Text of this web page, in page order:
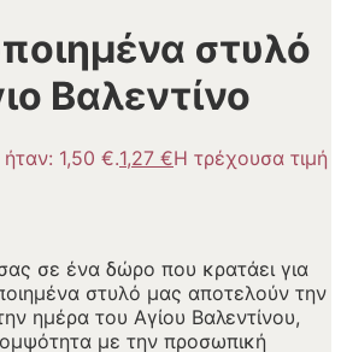
στυλό
Βαλεντίνο
ήταν: 1,50 €.1,27 €Η τρέχουσα τιμή
σε ένα δώρο που κρατάει για
στυλό μας αποτελούν την
ημέρα του Αγίου Βαλεντίνου,
με την προσωπική